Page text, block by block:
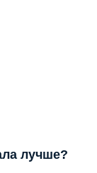
лучше?